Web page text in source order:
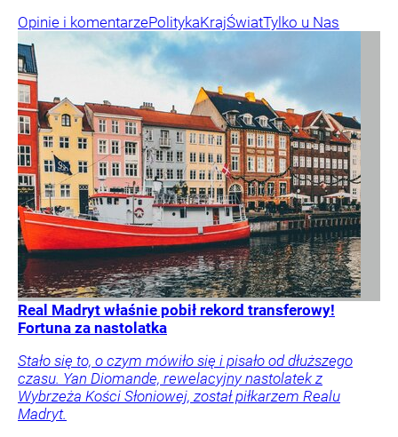
Opinie i komentarzePolitykaKrajŚwiatTylko u Nas
Real Madryt właśnie pobił rekord transferowy!
Fortuna za nastolatka
Stało się to, o czym mówiło się i pisało od dłuższego
czasu. Yan Diomande, rewelacyjny nastolatek z
Wybrzeża Kości Słoniowej, został piłkarzem Realu
Madryt.